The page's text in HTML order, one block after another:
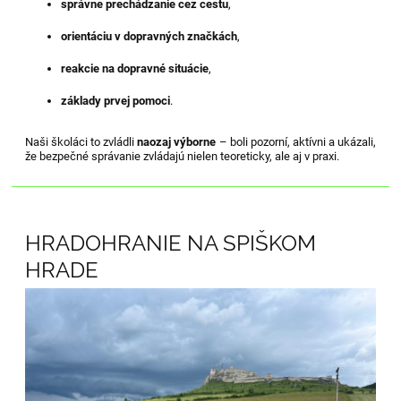
správne prechádzanie cez cestu,
orientáciu v dopravných značkách,
reakcie na dopravné situácie,
základy prvej pomoci.
Naši školáci to zvládlinaozaj výborne – boli pozorní, aktívni a ukázali,
že bezpečné správanie zvládajú nielen teoreticky, ale aj v praxi.
HRADOHRANIE NA SPIŠKOM
HRADE